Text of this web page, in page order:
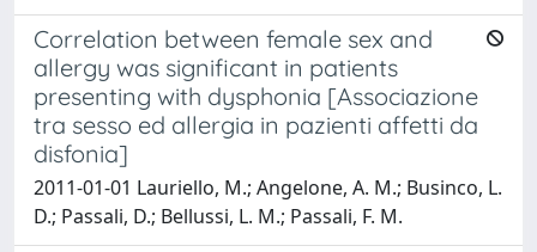
Correlation between female sex and
allergy was significant in patients
presenting with dysphonia [Associazione
tra sesso ed allergia in pazienti affetti da
disfonia]
2011-01-01 Lauriello, M.; Angelone, A. M.; Businco, L.
D.; Passali, D.; Bellussi, L. M.; Passali, F. M.